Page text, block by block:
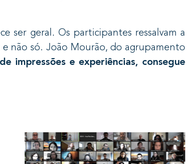
ser geral. Os participantes ressalvam a
não só. João Mourão, do agrupamento
impressões e experiências, consegue